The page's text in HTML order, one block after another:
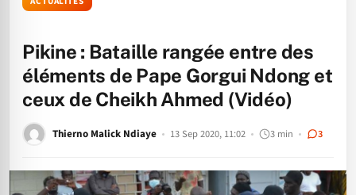
Pikine : Bataille rangée entre des
éléments de Pape Gorgui Ndong et
ceux de Cheikh Ahmed (Vidéo)
Thierno Malick Ndiaye 13 Sep 2020, 11:02 3 min 3